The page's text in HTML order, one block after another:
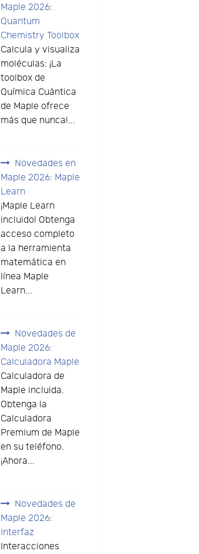
Maple 2026:
Quantum
Chemistry Toolbox
Calcula y visualiza
moléculas: ¡La
toolbox de
Química Cuántica
de Maple ofrece
más que nunca!...
Novedades en
Maple 2026: Maple
Learn
¡Maple Learn
incluido! Obtenga
acceso completo
a la herramienta
matemática en
línea Maple
Learn...
Novedades de
Maple 2026:
Calculadora Maple
Calculadora de
Maple incluida.
Obtenga la
Calculadora
Premium de Maple
en su teléfono.
¡Ahora...
Novedades de
Maple 2026:
Interfaz
Interacciones